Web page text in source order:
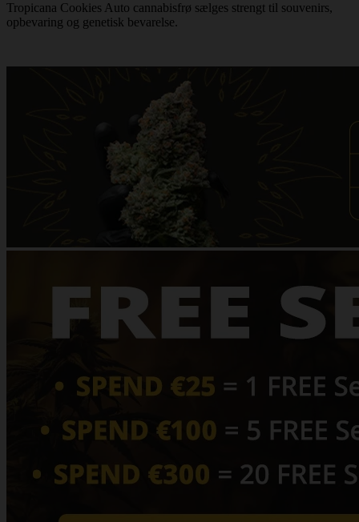
Tropicana Cookies Auto cannabisfrø sælges strengt til souvenirs,
opbevaring og genetisk bevarelse.